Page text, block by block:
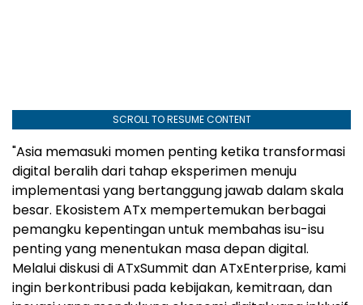
SCROLL TO RESUME CONTENT
"Asia memasuki momen penting ketika transformasi
digital beralih dari tahap eksperimen menuju
implementasi yang bertanggung jawab dalam skala
besar. Ekosistem ATx mempertemukan berbagai
pemangku kepentingan untuk membahas isu-isu
penting yang menentukan masa depan digital.
Melalui diskusi di ATxSummit dan ATxEnterprise, kami
ingin berkontribusi pada kebijakan, kemitraan, dan